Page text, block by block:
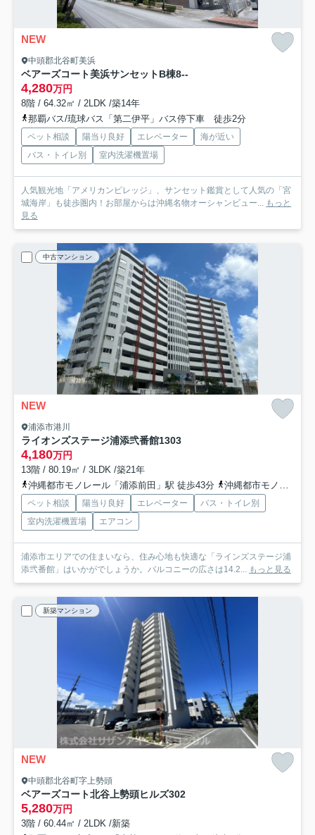
NEW
中頭郡北谷町美浜
ベアーズコート美浜サンセットB棟8--
4,280万円
8階 / 64.32㎡ / 2LDK /築14年
那覇バス/琉球バス「第二伊平」バス停下車 徒歩2分
ペット相談 陽当り良好 エレベーター
海が近い
バス・トイレ別
室内洗濯機置場
人気観光地「アメリカンビレッジ」、サンセット鑑賞として人気の「宮
城海岸」も徒歩圏内！お部屋からは沖縄名物オーシャンビュー... もっと
見る
中古マンション
NEW
浦添市港川
ライオンズステージ浦添弐番館1303
4,180万円
13階 / 80.19㎡ / 3LDK /築21年
沖縄都市モノレール「浦添前田」駅 徒歩43分
沖縄都市モノレール「経塚」駅 徒歩54分
ペット相談 陽当り良好 エレベーター
バス・トイレ別
室内洗濯機置場
エアコン
浦添市エリアでの住まいなら、住み心地も快適な「ラインズステージ浦
添弐番館」はいかがでしょうか。バルコニーの広さは14.2... もっと見る
新築マンション
NEW
中頭郡北谷町字上勢頭
ベアーズコート北谷上勢頭ヒルズ302
5,280万円
3階 / 60.44㎡ / 2LDK /新築